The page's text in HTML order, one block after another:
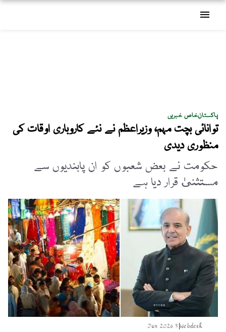
menu
پاکستانخاص خبریں
توانائی بچت مہم، وزیراعظم نے نئے کاروباری اوقات کی
منظوری دیدی
حکومت نے بعض شعبوں کو ان پابندیوں سے
مستثنیٰ قرار دیا ہے
Webdesk
|
3 Jun 2026